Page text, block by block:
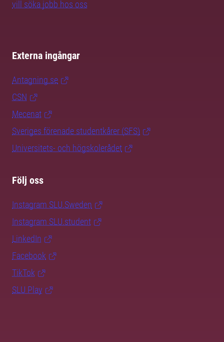
vill söka jobb hos oss
Externa ingångar
Antagning.se
CSN
Mecenat
Sveriges förenade studentkårer (SFS)
Universitets- och högskolerådet
Följ oss
Instagram SLU.Sweden
Instagram SLU.student
LinkedIn
Facebook
TikTok
SLU Play